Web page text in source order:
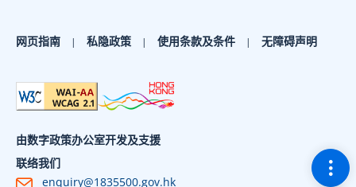
切
网页指南 私隐政策 使用条款及条件 无障碍声明
由数字政策办公室开发及支援
联络我们
enquiry@1835500.gov.hk